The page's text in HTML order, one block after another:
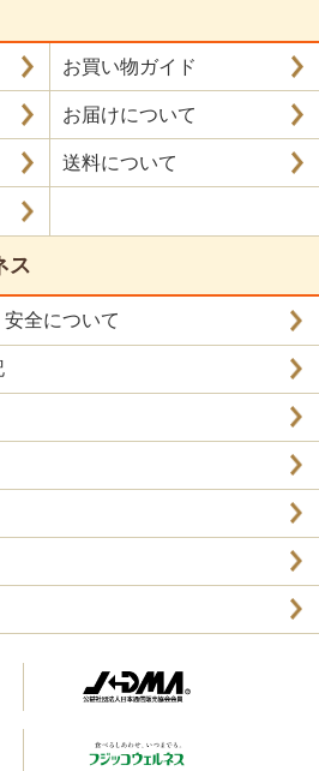
お買い物ガイド
お届けについて
送料について
ス
全について